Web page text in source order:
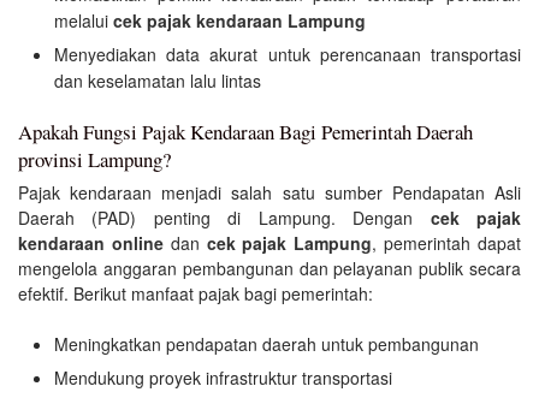
melalui cek pajak kendaraan Lampung
Menyediakan data akurat untuk perencanaan transportasi
dan keselamatan lalu lintas
Apakah Fungsi Pajak Kendaraan Bagi Pemerintah Daerah
provinsi Lampung?
Pajak kendaraan menjadi salah satu sumber Pendapatan Asli
Daerah (PAD) penting di Lampung. Dengan cek pajak
kendaraan onlinedan cek pajak Lampung, pemerintah dapat
mengelola anggaran pembangunan dan pelayanan publik secara
efektif. Berikut manfaat pajak bagi pemerintah:
Meningkatkan pendapatan daerah untuk pembangunan
Mendukung proyek infrastruktur transportasi